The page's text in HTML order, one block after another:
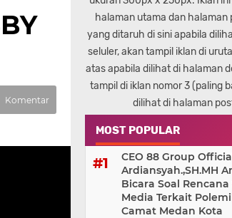
Komentar
halaman utama dan halaman
yang ditaruh di sini apabila
seluler, akan tampil iklan di
atas apabila dilihat di halaman
tampil di iklan nomor 3 (paling
dilihat di halaman
MOST POPULAR
CEO 88 Group
Ardiansyah.,SH.MH
Bicara Soal Rencana
Media Terkait
Camat Medan Kota